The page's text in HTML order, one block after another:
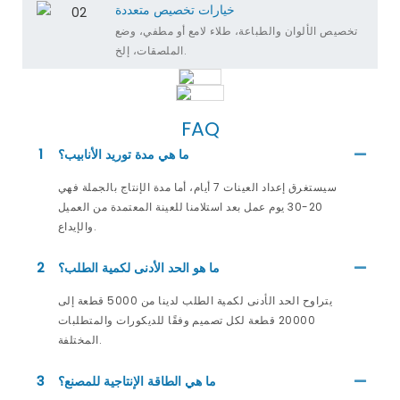
خيارات تخصيص متعددة
تخصيص الألوان والطباعة، طلاء لامع أو مطفي، وضع
الملصقات، إلخ.
FAQ
1 ما هي مدة توريد الأنابيب؟
سيستغرق إعداد العينات 7 أيام، أما مدة الإنتاج بالجملة فهي
20-30 يوم عمل بعد استلامنا للعينة المعتمدة من العميل
والإيداع.
2 ما هو الحد الأدنى لكمية الطلب؟
يتراوح الحد الأدنى لكمية الطلب لدينا من 5000 قطعة إلى
20000 قطعة لكل تصميم وفقًا للديكورات والمتطلبات
المختلفة.
3 ما هي الطاقة الإنتاجية للمصنع؟